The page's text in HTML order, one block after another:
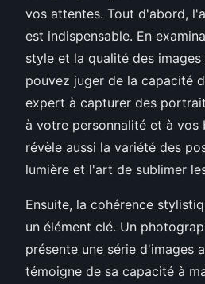
vos attentes. Tout d'abord,
est indispensable. En
style et la qualité des images
pouvez juger de la capacité
expert à capturer des
à votre personnalité et à vos
révèle aussi la variété des
lumière et l'art de sublimer
Ensuite, la cohérence
un élément clé. Un
présente une série d'images
témoigne de sa capacité à